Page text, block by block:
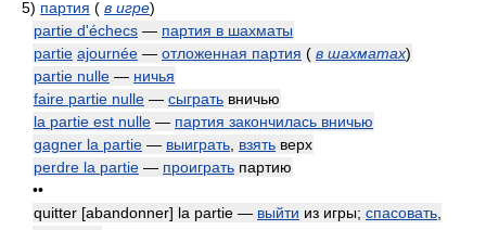
5) партия ( в игре)
partie d'échecs — партия в шахматы
partie ajournée — отложенная партия ( в шахматах)
partie nulle — ничья
faire partie nulle — сыграть вничью
la partie est nulle — партия закончилась вничью
gagner la partie — выиграть взять верх
perdre la partie — проиграть партию
••
quitter [abandonner] la partie — выйти из игры; спасовать